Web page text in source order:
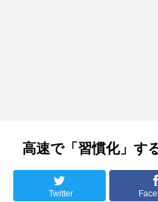
高速で「習慣化」す
Twitter